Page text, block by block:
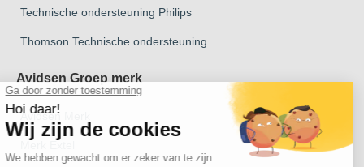
Technische ondersteuning Philips
Thomson Technische ondersteuning
Avidsen Groep merk
Avidsen Merk